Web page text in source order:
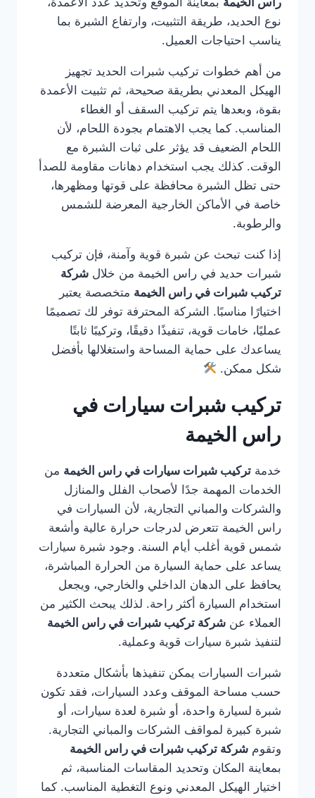
نوع الحديد، طريقة التثبيت، وارتفاع الشبرة بما
يناسب احتياجات العميل.
من أهم خطوات تركيب شبرات الحديد تجهيز
الهيكل المعدني بطريقة صحيحة، ثم تثبيت الأعمدة
بقوة، وبعدها يتم تركيب السقف أو الغطاء
المناسب. كما يجب الاهتمام بجودة اللحام، لأن
اللحام الضعيف قد يؤثر على ثبات الشبرة مع
الوقت. كذلك يجب استخدام دهانات مقاومة للصدأ
حتى تظل الشبرة محافظة على قوتها ومظهرها،
خاصة في الأماكن الخارجية المعرضة للشمس
والرطوبة.
إذا كنت تبحث عن شبرة قوية وآمنة، فإن تركيب
شبرات حديد في راس الخيمة من خلال شركة
تركيب شبرات في راس الخيمة متخصصة يعتبر
اختيارًا مناسبًا. الشركة المحترفة توفر لك تصميمًا
عمليًا، خامات قوية، تنفيذًا دقيقًا، وتركيبًا ثابتًا
يساعدك على حماية المساحة واستغلالها بأفضل
شكل ممكن.
تركيب شبرات سيارات في
راس الخيمة
خدمة تركيب شبرات سيارات في راس الخيمة من
الخدمات المهمة جدًا لأصحاب الفلل والمنازل
والشركات والمباني التجارية، لأن السيارات في
راس الخيمة تتعرض لدرجات حرارة عالية وأشعة
شمس قوية أغلب أيام السنة. وجود شبرة سيارات
يساعد على حماية السيارة من الحرارة المباشرة،
يحافظ على الدهان الداخلي والخارجي، ويجعل
استخدام السيارة أكثر راحة. لذلك يبحث الكثير من
العملاء عن شركة تركيب شبرات في راس الخيمة
لتنفيذ شبرة سيارات قوية وعملية.
شبرات السيارات يمكن تنفيذها بأشكال متعددة
حسب مساحة الموقف وعدد السيارات، فقد تكون
شبرة لسيارة واحدة، أو شبرة لعدة سيارات، أو
شبرة كبيرة لمواقف الشركات والمباني التجارية.
وتقوم شركة تركيب شبرات في راس الخيمة
بمعاينة المكان وتحديد المقاسات المناسبة، ثم
اختيار الهيكل المعدني ونوع التغطية المناسب. كما